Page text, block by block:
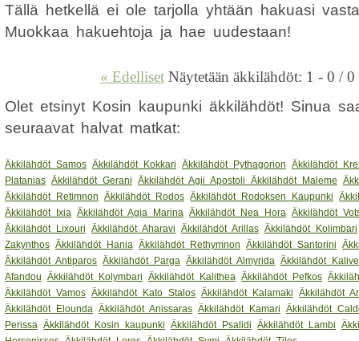
Tällä hetkellä ei ole tarjolla yhtään hakuasi
Muokkaa hakuehtoja ja hae uudestaan!
« Edelliset Näytetään äkkilähdöt: 1 - 0 / 0
Olet etsinyt Kosin kaupunki äkkilähdöt! Sinua
seuraavat halvat matkat:
Äkkilähdöt Samos Äkkilähdöt Kokkari Äkkilähdöt Pythagorion Äkkilähdöt
Platanias Äkkilähdöt Gerani Äkkilähdöt Agii Apostoli Äkkilähdöt Maleme
Äkkilähdöt Retimnon Äkkilähdöt Rodos Äkkilähdöt Rodoksen Kaupunki
Äkkilähdöt Ixia Äkkilähdöt Agia Marina Äkkilähdöt Nea Hora Äkkilähdöt
Äkkilähdöt Lixouri Äkkilähdöt Aharavi Äkkilähdöt Arillas Äkkilähdöt Kolimbari
Zakynthos Äkkilähdöt Hania Äkkilähdöt Rethymnon Äkkilähdöt Santorini
Äkkilähdöt Antiparos Äkkilähdöt Parga Äkkilähdöt Almyrida Äkkilähdöt
Afandou Äkkilähdöt Kolymbari Äkkilähdöt Kalithea Äkkilähdöt Pefkos
Äkkilähdöt Vamos Äkkilähdöt Kato Stalos Äkkilähdöt Kalamaki Äkkilähdöt
Äkkilähdöt Elounda Äkkilähdöt Anissaras Äkkilähdöt Kamari Äkkilähdöt
Perissa Äkkilähdöt Kosin kaupunki Äkkilähdöt Psalidi Äkkilähdöt Lambi